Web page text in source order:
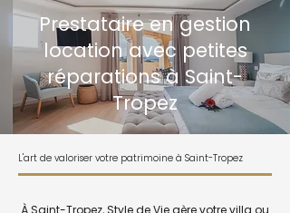
Prestataire en gestion
location avec petites
réparations à Saint-
Tropez
L'art de valoriser votre patrimoine à Saint-Tropez
À Saint-Tropez, Style de Vie gère votre villa ou